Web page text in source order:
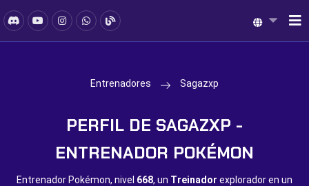
Entrenadores Sagazxp
PERFIL DE SAGAZXP -
ENTRENADOR POKÉMON
Entrenador Pokémon, nivel 668, un Treinador explorador en un